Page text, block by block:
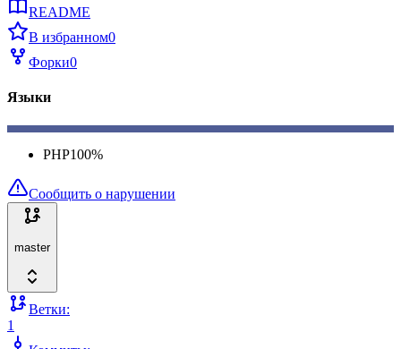
README
В избранном0
Форки0
Языки
PHP100%
Сообщить о нарушении
master
Ветки:
1